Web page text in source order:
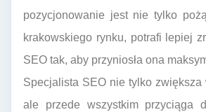
pozycjonowanie jest nie tylko
krakowskiego rynku, potrafi lepiej
SEO tak, aby przyniosła ona
Specjalista SEO nie tylko
ale przede wszystkim przyciąga